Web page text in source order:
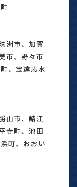
洲市、加賀
市、野々市
、宝達志水
山市、鯖江
寺町、池田
町、おおい